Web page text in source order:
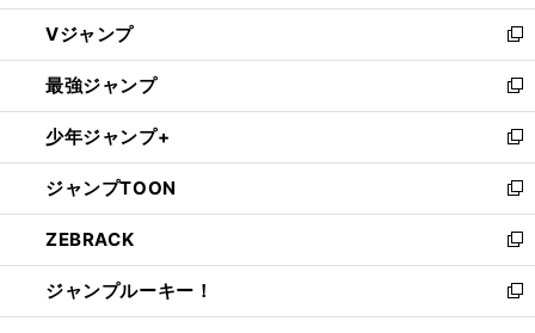
ウ
ィ
ン
ド
ウ
で
開
く
し
い
ウ
ィ
ン
ド
ウ
で
開
く
Vジャンプ
新
し
い
ウ
ィ
ン
ド
ウ
で
開
く
最強ジャンプ
新
し
い
ウ
ィ
ン
ド
ウ
で
開
少年ジャンプ+
新
し
い
ウ
ィ
ン
ド
ウ
ジャンプTOON
新
し
い
ウ
ィ
ン
ZEBRACK
新
し
い
ウ
ジャンプルーキー！
新
し